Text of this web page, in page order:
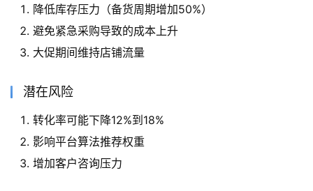
降低库存压力（备货周期增加50%）
避免紧急采购导致的成本上升
大促期间维持店铺流量
潜在风险
转化率可能下降12%到18%
影响平台算法推荐权重
增加客户咨询压力